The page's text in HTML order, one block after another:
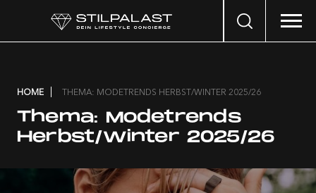
Search
HOME THEMA: MODETRENDS HERBST/WINTER 2025/26
Thema: Modetrends
Herbst/Winter 2025/26